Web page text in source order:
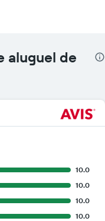
aluguel de
10.0
10.0
10.0
10.0